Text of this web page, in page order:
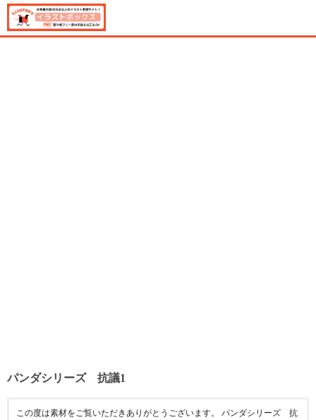
パンダシリーズ 抗議1
この度は素材をご覧いただきありがとうございます。 パンダシリーズ 抗